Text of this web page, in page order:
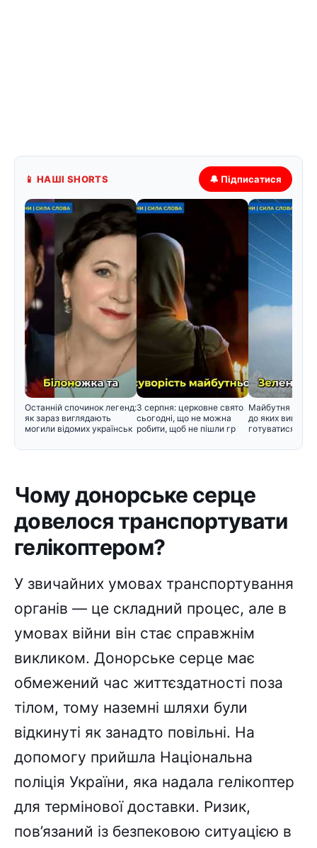
📱 НАШІ SHORTS 🔔 Підписатися
Останній спочинок легенд:
як зараз виглядають
могили відомих українськ
3 серпня: церковне свято
сьогодні, що не можна
робити, щоб не пішли гр
Майбутня зима
до яких викликів
готуватися вже
Чому донорське серце
довелося транспортувати
гелікоптером?
У звичайних умовах транспортування
органів — це складний процес, але в
умовах війни він стає справжнім
викликом. Донорське серце має
обмежений час життєздатності поза
тілом, тому наземні шляхи були
відкинуті як занадто повільні. На
допомогу прийшла Національна
поліція України, яка надала гелікоптер
для термінової доставки. Ризик,
пов’язаний із безпековою ситуацією в